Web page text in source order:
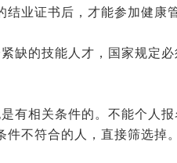
业证书后，才能参加健康
缺的技能人才，国家规定
有相关条件的。不能个人
不符合的人，直接筛选掉。